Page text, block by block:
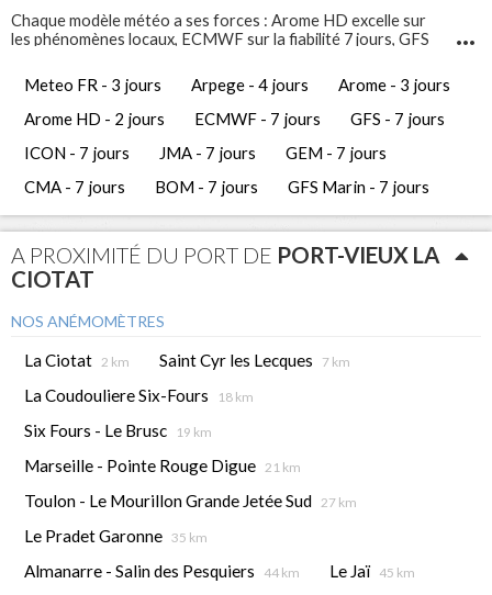
Chaque modèle météo a ses forces : Arome HD excelle sur
les phénomènes locaux, ECMWF sur la fiabilité 7 jours, GFS
meilleures décisions de navigation.
Infosvent vous propose 12 modèles météo différents pour
Port-Vieux La Ciotat
. Ces prévisions météo gratuites vous
permettent d'avoir une vue complète et de comparer les
tendances météorologiques des jours à venir.
Meteo FR - 3 jours Arpege - 4 jours
Arome - 3 jours
Arome HD - 2 jours
ECMWF - 7 jours
GFS - 7 jours
ICON - 7 jours
JMA - 7 jours
GEM - 7 jours
CMA - 7 jours
BOM - 7 jours GFS Marin - 7 jours
A PROXIMITÉ DU PORT DE PORT-VIEUX LA
CIOTAT
NOS ANÉMOMÈTRES
La Ciotat 2 km Saint Cyr les Lecques 7 km
La Coudouliere Six-Fours 18 km
Six Fours - Le Brusc 19 km
Marseille - Pointe Rouge Digue 21 km
Toulon - Le Mourillon Grande Jetée Sud 27 km
Le Pradet Garonne 35 km
Almanarre - Salin des Pesquiers 44 km Le Jaï 45 km